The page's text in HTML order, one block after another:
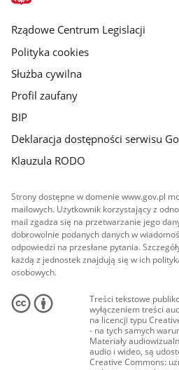
Rządowe Centrum Legislacji
Polityka cookies
Służba cywilna
Profil zaufany
BIP
Deklaracja dostępności serwisu
Klauzula RODO
Strony dostępne w domenie www.gov.pl
mailowych. Użytkownik korzystający z
mail zgadza się na przetwarzanie jego
dobrowolnie podanych danych w
odpowiedzi na przesłane pytania.
każdą z jednostek znajdują się w ich
osobowych.
Treści tekstowe
wyłączeniem treści
na licencji typu
- na tych samych
Materiały
audio i wideo, są
Creative Commons: